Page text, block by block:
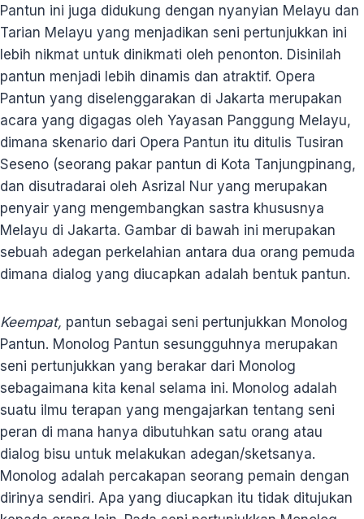
Pantun ini juga didukung dengan nyanyian Melayu dan
Tarian Melayu yang menjadikan seni pertunjukkan ini
lebih nikmat untuk dinikmati oleh penonton. Disinilah
pantun menjadi lebih dinamis dan atraktif. Opera
Pantun yang diselenggarakan di Jakarta merupakan
acara yang digagas oleh Yayasan Panggung Melayu,
dimana skenario dari Opera Pantun itu ditulis Tusiran
Seseno (seorang pakar pantun di Kota Tanjungpinang,
dan disutradarai oleh Asrizal Nur yang merupakan
penyair yang mengembangkan sastra khususnya
Melayu di Jakarta. Gambar di bawah ini merupakan
sebuah adegan perkelahian antara dua orang pemuda
dimana dialog yang diucapkan adalah bentuk pantun.
Keempat, pantun sebagai seni pertunjukkan Monolog
Pantun. Monolog Pantun sesungguhnya merupakan
seni pertunjukkan yang berakar dari Monolog
sebagaimana kita kenal selama ini. Monolog adalah
suatu ilmu terapan yang mengajarkan tentang seni
peran di mana hanya dibutuhkan satu orang atau
dialog bisu untuk melakukan adegan/sketsanya.
Monolog adalah percakapan seorang pemain dengan
dirinya sendiri. Apa yang diucapkan itu tidak ditujukan